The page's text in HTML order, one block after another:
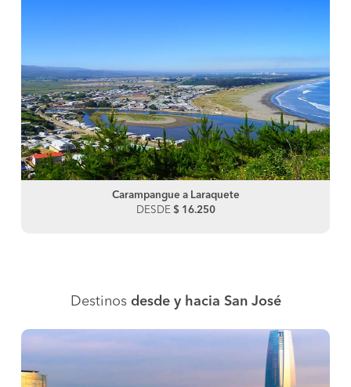
Carampangue a Laraquete
DESDE $ 16.250
Destinos desde y hacia San José